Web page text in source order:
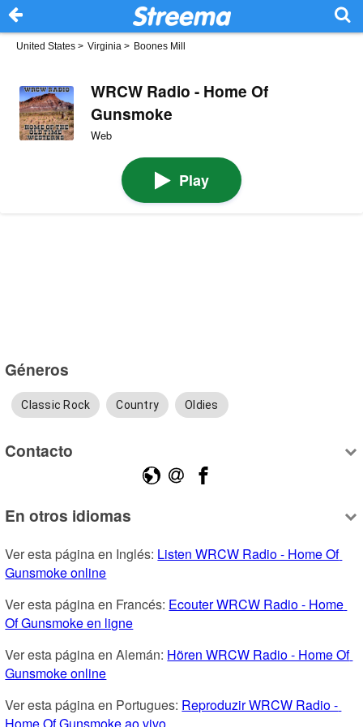
United States > Virginia > Boones Mill
WRCW Radio - Home Of
Gunsmoke
Web
Play
Géneros
Classic Rock Country Oldies
Contacto
En otros idiomas
Ver esta página en Inglés: Listen WRCW Radio - Home Of
Gunsmoke online
Ver esta página en Francés: Ecouter WRCW Radio - Home
Of Gunsmoke en ligne
Ver esta página en Alemán: Hören WRCW Radio - Home Of
Gunsmoke online
Ver esta página en Portugues: Reproduzir WRCW Radio -
Home Of Gunsmoke ao vivo